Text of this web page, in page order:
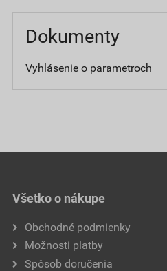
Dokumenty
Vyhlásenie o parametroch
Všetko o nákupe
Obchodné podmienky
Možnosti platby
Spôsob doručenia